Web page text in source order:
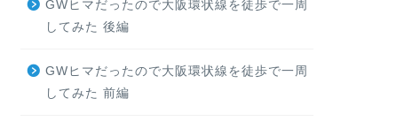
GWヒマだったので大阪環状線を徒歩で一周
してみた 後編
GWヒマだったので大阪環状線を徒歩で一周
してみた 前編